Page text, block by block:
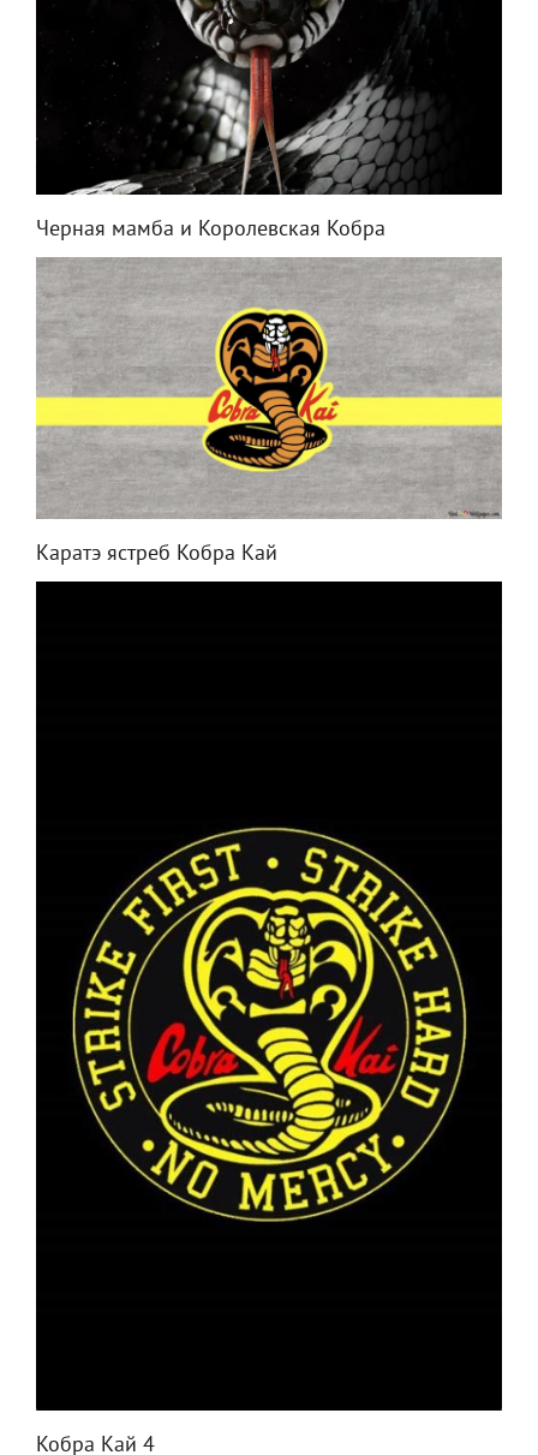
Черная мамба и Королевская Кобра
Каратэ ястреб Кобра Кай
Кобра Кай 4